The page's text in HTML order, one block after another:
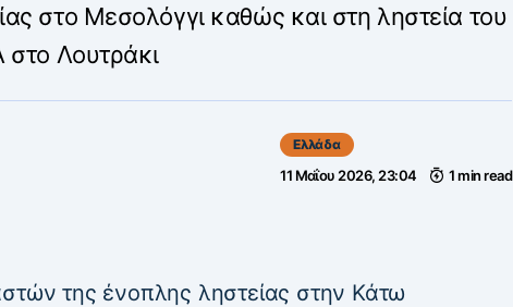
στο Μεσολόγγι καθώς και στη ληστεία του
Λουτράκι
Ελλάδα
11 Μαΐου 2026, 23:04 1 min read
της ένοπλης ληστείας στην Κάτω